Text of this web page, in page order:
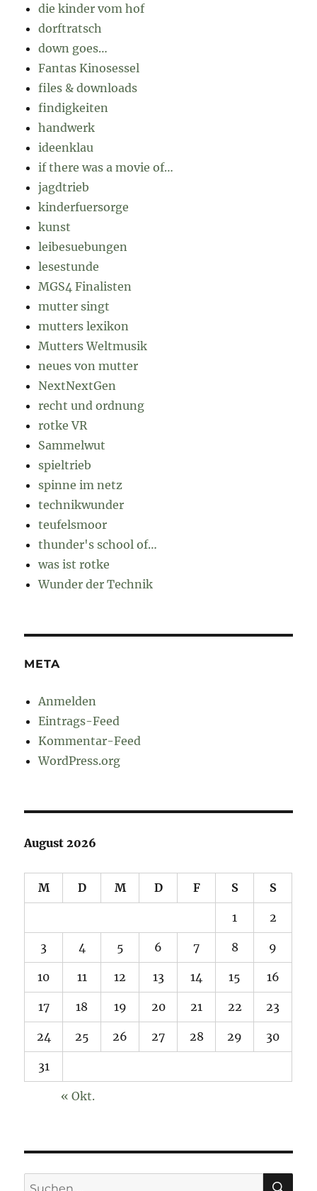
die kinder vom hof
dorftratsch
down goes…
Fantas Kinosessel
files & downloads
findigkeiten
handwerk
ideenklau
if there was a movie of…
jagdtrieb
kinderfuersorge
kunst
leibesuebungen
lesestunde
MGS4 Finalisten
mutter singt
mutters lexikon
Mutters Weltmusik
neues von mutter
NextNextGen
recht und ordnung
rotke VR
Sammelwut
spieltrieb
spinne im netz
technikwunder
teufelsmoor
thunder's school of…
was ist rotke
Wunder der Technik
META
Anmelden
Eintrags-Feed
Kommentar-Feed
WordPress.org
August 2026
M D M D F S S
1 2
3 4 5 6 7 8 9
10 11 12 13 14 15 16
17 18 19 20 21 22 23
24 25 26 27 28 29 30
31
« Okt.
Suchen